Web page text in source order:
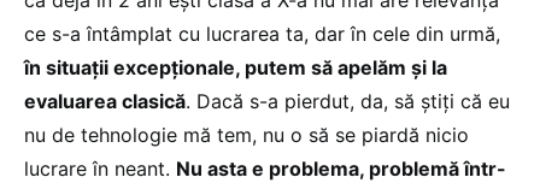
ce s-a întâmplat cu lucrarea ta, dar în cele din urmă,
în situații excepționale, putem să apelăm și la
evaluarea clasică. Dacă s-a pierdut, da, să știți că eu
nu de tehnologie mă tem, nu o să se piardă nicio
lucrare în neant. Nu asta e problema, problemă într-